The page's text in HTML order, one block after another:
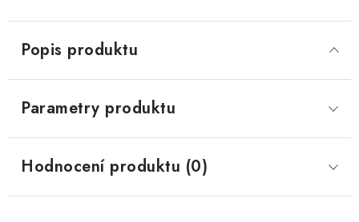
Popis produktu
Parametry produktu
Hodnocení produktu (0)